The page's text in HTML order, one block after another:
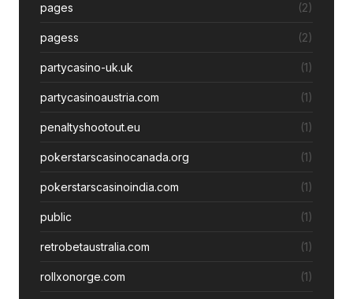
pages (2)
pagess (2)
partycasino-uk.uk (1)
partycasinoaustria.com (1)
penaltyshootout.eu (1)
pokerstarscasinocanada.org (1)
pokerstarscasinoindia.com (1)
public (1)
retrobetaustralia.com (1)
rollxonorge.com (1)